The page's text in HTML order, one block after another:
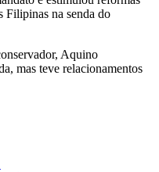
Filipinas na senda do
Aquino
mas teve relacionamentos